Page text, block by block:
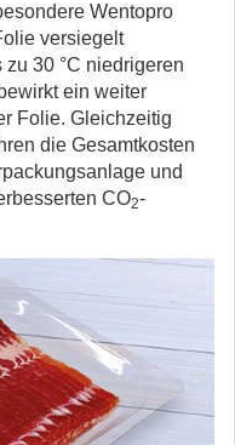
Wentopro
versiegelt
30 °C niedrigeren
ein weiter
Folie. Gleichzeitig
die Gesamtkosten
und
CO2-